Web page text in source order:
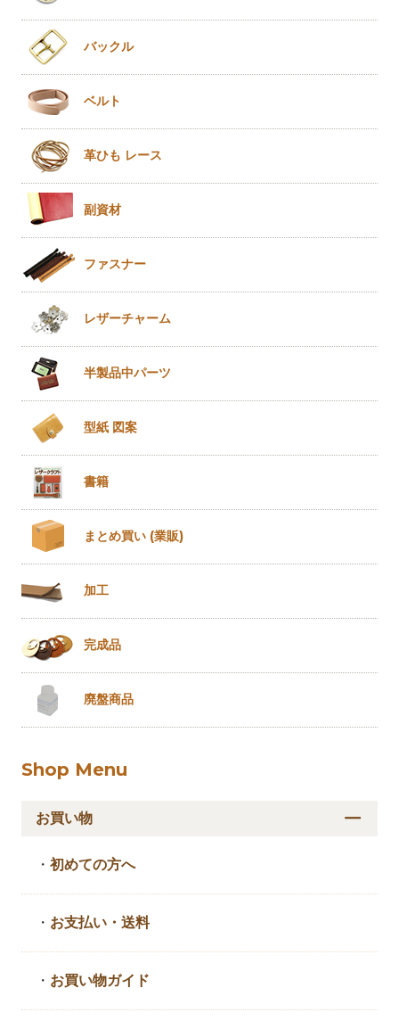
バックル
ベルト
革ひも レース
副資材
ファスナー
レザーチャーム
半製品中パーツ
型紙 図案
書籍
まとめ買い (業販)
加工
完成品
廃盤商品
Shop Menu
お買い物
・初めての方へ
・ お支払い・送料
・ お買い物ガイド